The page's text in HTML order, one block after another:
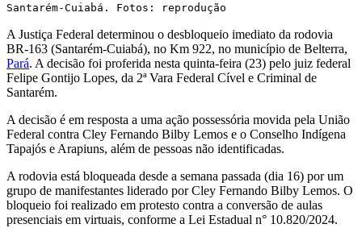
Santarém-Cuiabá. Fotos: reprodução
A Justiça Federal determinou o desbloqueio imediato da rodovia
BR-163 (Santarém-Cuiabá), no Km 922, no município de Belterra,
Pará. A decisão foi proferida nesta quinta-feira (23) pelo juiz federal
Felipe Gontijo Lopes, da 2ª Vara Federal Cível e Criminal de
Santarém.
A decisão é em resposta a uma ação possessória movida pela União
Federal contra Cley Fernando Bilby Lemos e o Conselho Indígena
Tapajós e Arapiuns, além de pessoas não identificadas.
A rodovia está bloqueada desde a semana passada (dia 16) por um
grupo de manifestantes liderado por Cley Fernando Bilby Lemos. O
bloqueio foi realizado em protesto contra a conversão de aulas
presenciais em virtuais, conforme a Lei Estadual n° 10.820/2024.